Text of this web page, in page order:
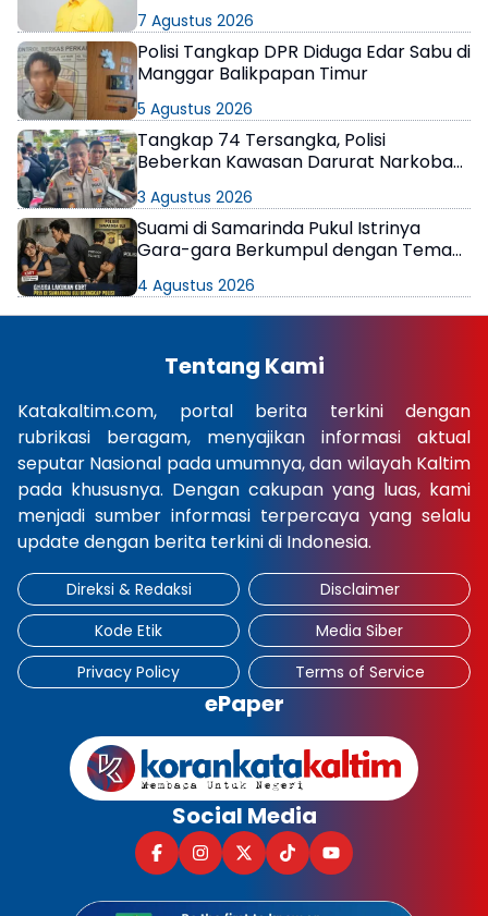
7 Agustus 2026
Polisi Tangkap DPR Diduga Edar Sabu di
Manggar Balikpapan Timur
5 Agustus 2026
Tangkap 74 Tersangka, Polisi
Beberkan Kawasan Darurat Narkoba
3 Agustus 2026
Suami di Samarinda Pukul Istrinya
Gara-gara Berkumpul dengan Teman
4 Agustus 2026
Tentang Kami
Katakaltim.com, portal berita terkini dengan
rubrikasi beragam, menyajikan informasi aktual
seputar Nasional pada umumnya, dan wilayah Kaltim
pada khususnya. Dengan cakupan yang luas, kami
menjadi sumber informasi terpercaya yang selalu
update dengan berita terkini di Indonesia.
Direksi & Redaksi
Disclaimer
Kode Etik
Media Siber
Privacy Policy
Terms of Service
ePaper
Social Media